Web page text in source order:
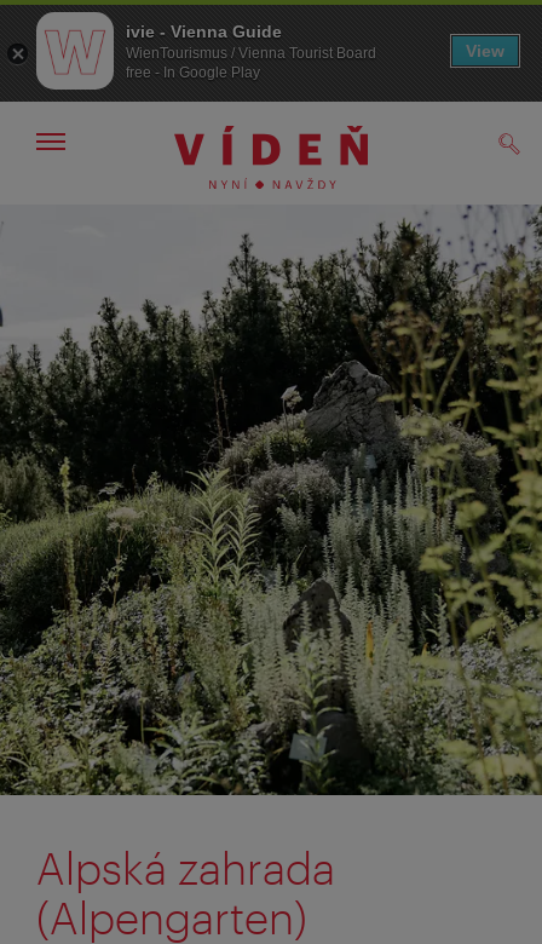
Zobrazit/skrýt
Alpská zahrada
(Alpengarten)
ivie - Vienna Guide
WienTourismus / Vienna Tourist Board
free - In Google Play
View